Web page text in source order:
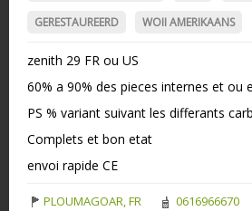
GERESTAUREERD WOII AMERIKAANS
zenith 29 FR ou US
60% a 90% des pieces internes et ou
PS % variant suivant les differants
Complets et bon etat
envoi rapide CE
PLOUMAGOAR, FR 0616966670